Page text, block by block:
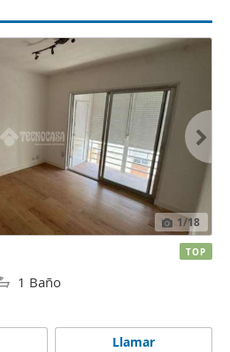
1/18
1 Baño
Llamar
TOP